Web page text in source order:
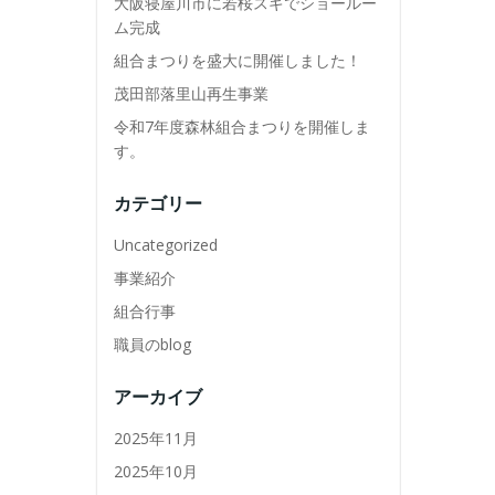
ム完成
組合まつりを盛大に開催しました！
茂田部落里山再生事業
令和7年度森林組合まつりを開催しま
す。
カテゴリー
Uncategorized
事業紹介
組合行事
職員のblog
アーカイブ
2025年11月
2025年10月